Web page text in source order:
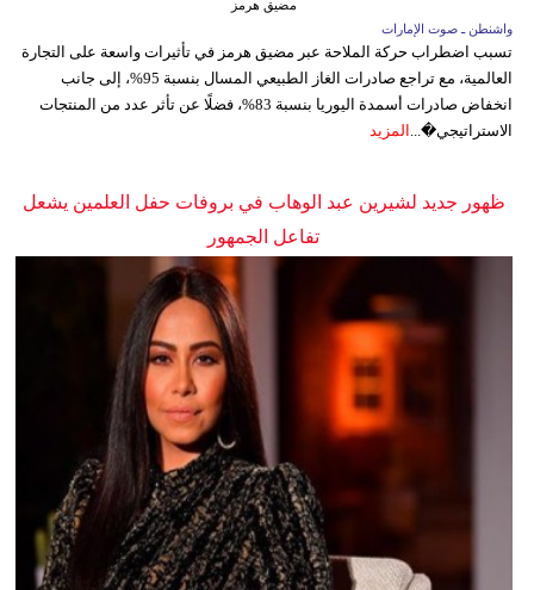
مضيق هرمز
واشنطن ـ صوت الإمارات
تسبب اضطراب حركة الملاحة عبر مضيق هرمز في تأثيرات واسعة على التجارة
العالمية، مع تراجع صادرات الغاز الطبيعي المسال بنسبة 95%، إلى جانب
انخفاض صادرات أسمدة اليوريا بنسبة 83%، فضلًا عن تأثر عدد من المنتجات
الاستراتيجي�... المزيد
ظهور جديد لشيرين عبد الوهاب في بروفات حفل العلمين يشعل
تفاعل الجمهور